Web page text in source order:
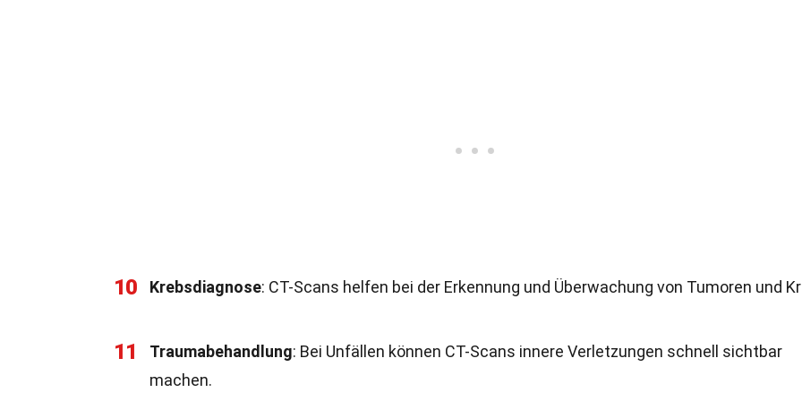
10 Krebsdiagnose: CT-Scans helfen bei der Erkennung und Überwachung von Tumoren und
11 Traumabehandlung: Bei Unfällen können CT-Scans innere Verletzungen schnell sichtbar
machen.